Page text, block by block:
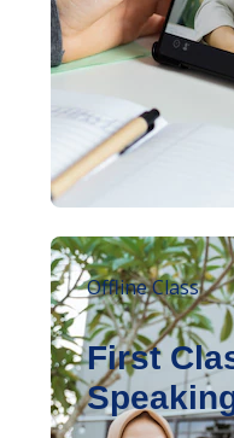
Offline Class
First